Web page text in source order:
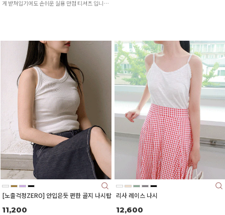
게 받쳐입기에도 손쉬운 실용 만점 티셔츠 입니
[노출걱정ZERO] 안입은듯 편한 골지 나시탑
11,200
리사 레이스 나시
12,600